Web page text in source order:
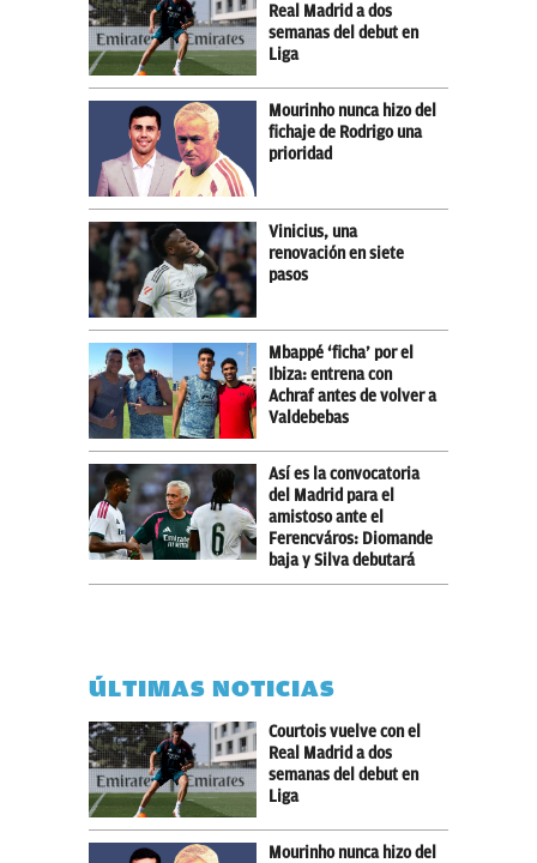
Real Madrid a dos
semanas del debut en
Liga
Mourinho nunca hizo del
fichaje de Rodrigo una
prioridad
Vinicius, una
renovación en siete
pasos
Mbappé ‘ficha’ por el
Ibiza: entrena con
Achraf antes de volver a
Valdebebas
Así es la convocatoria
del Madrid para el
amistoso ante el
Ferencváros: Diomande
baja y Silva debutará
ÚLTIMAS NOTICIAS
Courtois vuelve con el
Real Madrid a dos
semanas del debut en
Liga
Mourinho nunca hizo del